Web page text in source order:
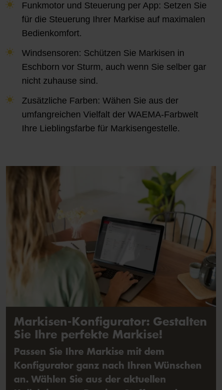
Funkmotor und Steuerung per App: Setzen Sie
für die Steuerung Ihrer Markise auf maximalen
Bedienkomfort.
Windsensoren: Schützen Sie Markisen in
Eschborn vor Sturm, auch wenn Sie selber gar
nicht zuhause sind.
Zusätzliche Farben: Wähen Sie aus der
umfangreichen Vielfalt der WAEMA-Farbwelt
Ihre Lieblingsfarbe für Markisengestelle.
Markisen-Konfigurator: Gestalten
Sie Ihre perfekte Markise!
Passen Sie Ihre Markise mit dem
Konfigurator ganz nach Ihren Wünschen
an. Wählen Sie aus der aktuellen